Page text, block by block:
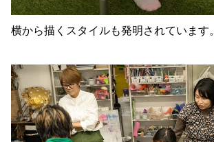
横から描くスタイルも発明されています。